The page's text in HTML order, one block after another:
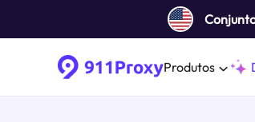
Produtos